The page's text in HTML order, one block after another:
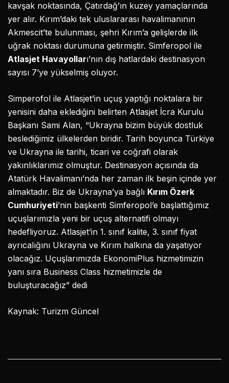
kavşak noktasında, Çatırdağ’ın kuzey yamaçlarında
yer alır. Kırım’daki tek uluslararası havalimanının
Akmescit’te bulunması, şehri Kırım’a gelişlerde ilk
uğrak noktası durumuna getirmiştir. Simferopol ile
Atlasjet Havayolları’nın dış hatlardaki destinasyon
sayısı 7’ye yükselmiş oluyor.
Simperofol ile Atlasjet’in uçuş yaptığı noktalara bir
yenisini daha eklediğini belirten Atlasjet İcra Kurulu
Başkanı Sami Alan, “Ukrayna bizim büyük dostluk
beslediğimiz ülkelerden biridir. Tarih boyunca Türkiye
ve Ukrayna ile tarihi, ticari ve coğrafi olarak
yakınlıklarımız olmuştur. Destinasyon açısında da
Atatürk Havalimanı’nda her zaman ilk beşin içinde yer
almaktadır. Biz de Ukrayna’ya bağlı Kırım Özerk
Cumhuriyeti’nin başkenti Simferopol’e başlattığımız
uçuşlarımızla yeni bir uçuş alternatifi olmayı
hedefliyoruz. Atlasjet’in 1. sınıf kalite, 3. sınıf fiyat
ayrıcalığını Ukrayna ve Kırım halkına da yaşatıyor
olacağız. Uçuşlarımızda EkonomiPlus hizmetimizin
yanı sıra Business Class hizmetimizle de
buluşturacağız” dedi
Kaynak: Turizm Güncel